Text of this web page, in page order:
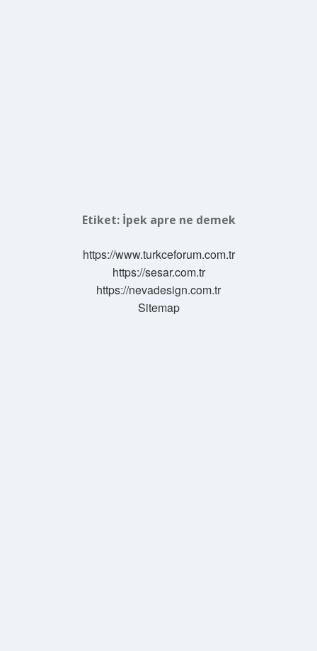
Etiket: İpek apre ne demek
https://www.turkceforum.com.tr
https://sesar.com.tr
https://nevadesign.com.tr
Sitemap